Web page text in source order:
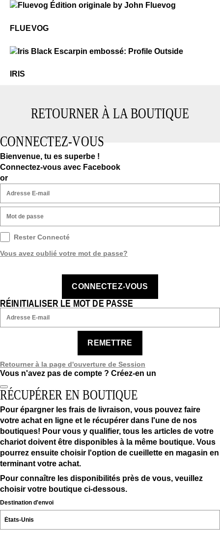
FLUEVOG
IRIS
RETOURNER À LA BOUTIQUE
CONNECTEZ-VOUS
Bienvenue, tu es superbe !
Connectez-vous avec Facebook
or
Rester Connecté
Vous avez oublié votre mot de passe?
CONNECTEZ-VOUS
RÉINITIALISER LE MOT DE PASSE
REMETTRE
Retourner à la page d'ouverture de Session
Vous n'avez pas de compte ? Créez-en un
RÉCUPÉRER EN BOUTIQUE
Pour épargner les frais de livraison, vous pouvez faire
votre achat en ligne et le récupérer dans l'une de nos
boutiques! Pour vous y qualifier, tous les articles de votre
chariot doivent être disponibles à la même boutique. Vous
pourrez ensuite choisir l'option de cueillette en magasin en
terminant votre achat.
Pour connaître les disponibilités près de vous, veuillez
choisir votre boutique ci-dessous.
Destination d'envoi